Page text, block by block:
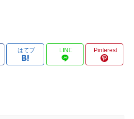
はてブ LINE Pinterest